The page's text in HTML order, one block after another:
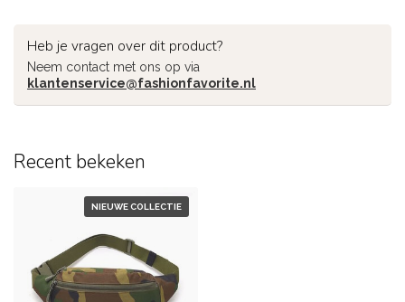
Heb je vragen over dit product?
Neem contact met ons op via
klantenservice@fashionfavorite.nl
Recent bekeken
NIEUWE COLLECTIE